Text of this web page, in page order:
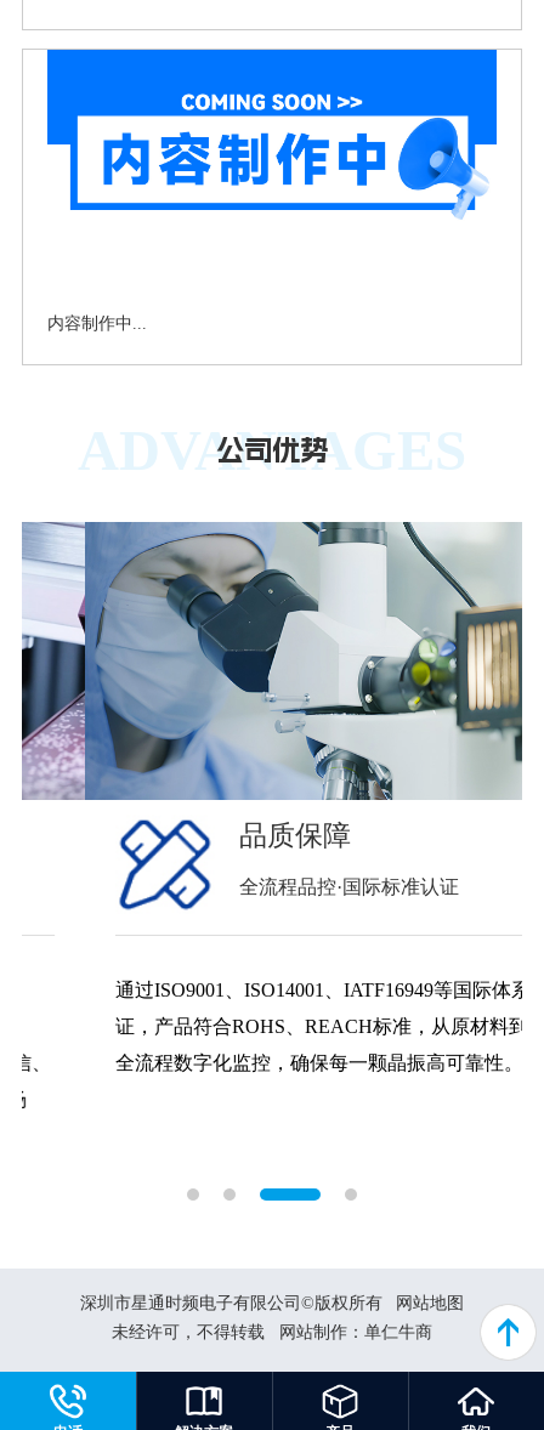
内容制作中...
ADVANTAGES
公司优势
品质保障
全流程品控·国际标准认证
通过ISO9001、ISO14001、IATF16949等国际体系认
证，产品符合ROHS、REACH标准，从原材料到成品
全流程数字化监控，确保每一颗晶振高可靠性。
深圳市星通时频电子有限公司©版权所有
网站地图
未经许可，不得转载
网站制作： 单仁牛商